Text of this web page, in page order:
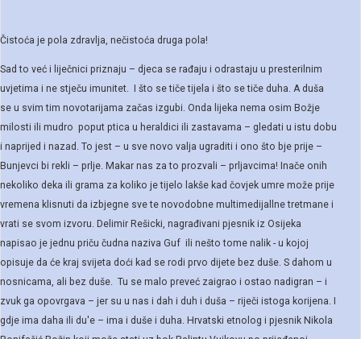
Čistoća je pola zdravlja, nečistoća druga pola!
Sad to već i liječnici priznaju – djeca se rađaju i odrastaju u presterilnim
uvjetima i ne stječu imunitet. I što se tiče tijela i što se tiče duha. A duša
se u svim tim novotarijama začas izgubi. Onda lijeka nema osim Božje
milosti ili mudro poput ptica u heraldici ili zastavama – gledati u istu dobu
i naprijed i nazad. To jest – u sve novo valja ugraditi i ono što bje prije –
Bunjevci bi rekli – prlje. Makar nas za to prozvali – prljavcima! Inače onih
nekoliko deka ili grama za koliko je tijelo lakše kad čovjek umre može prije
vremena klisnuti da izbjegne sve te novodobne multimedijallne tretmane i
vrati se svom izvoru. Delimir Rešicki, nagrađivani pjesnik iz Osijeka
napisao je jednu priču čudna naziva Guf ili nešto tome nalik - u kojoj
opisuje da će kraj svijeta doći kad se rodi prvo dijete bez duše. S dahom u
nosnicama, ali bez duše. Tu se malo preveć zaigrao i ostao nadigran – i
zvuk ga opovrgava – jer su u nas i dah i duh i duša – riječi istoga korijena. I
gdje ima daha ili du'e – ima i duše i duha. Hrvatski etnolog i pjesnik Nikola